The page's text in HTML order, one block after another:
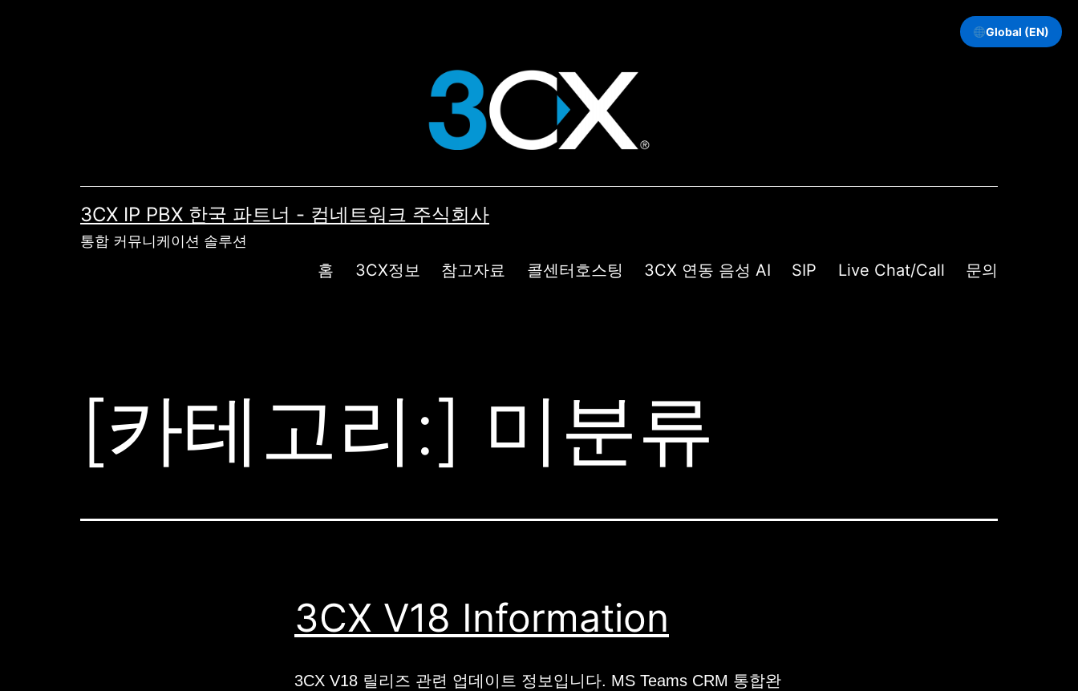
Global (EN)
3CX IP PBX 한국 파트너 - 컴네트워크 주식회사
통합 커뮤니케이션 솔루션
홈 3CX정보 참고자료 콜센터호스팅 3CX 연동 음성 AI SIP Live Chat/Call 문의
[카테고리:] 미분류
3CX V18 Information
3CX V18 릴리즈 관련 업데이트 정보입니다. MS Teams CRM 통합완